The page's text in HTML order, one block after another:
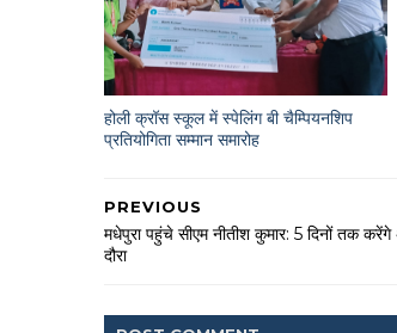
होली क्रॉस स्कूल में स्पेलिंग बी चैम्पियनशिप
प्रतियोगिता सम्मान समारोह
PREVIOUS
मधेपुरा पहुंचे सीएम नीतीश कुमार: 5 दिनों तक करेंगे
दौरा